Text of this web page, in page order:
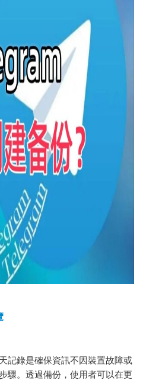
記錄是確保資訊不因裝置故障或
驟。透過備份，使用者可以在更